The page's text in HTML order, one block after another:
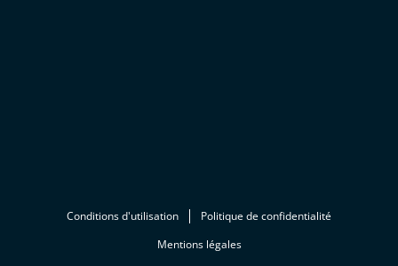
Conditions d'utilisation
Politique de confidentialité
Mentions légales